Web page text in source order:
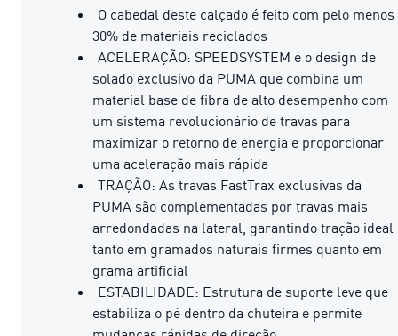
O cabedal deste calçado é feito com pelo menos
30% de materiais reciclados
ACELERAÇÃO: SPEEDSYSTEM é o design de
solado exclusivo da PUMA que combina um
material base de fibra de alto desempenho com
um sistema revolucionário de travas para
maximizar o retorno de energia e proporcionar
uma aceleração mais rápida
TRAÇÃO: As travas FastTrax exclusivas da
PUMA são complementadas por travas mais
arredondadas na lateral, garantindo tração ideal
tanto em gramados naturais firmes quanto em
grama artificial
ESTABILIDADE: Estrutura de suporte leve que
estabiliza o pé dentro da chuteira e permite